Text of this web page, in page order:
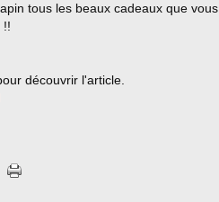
tous les beaux cadeaux que vous
!!
découvrir l'article.